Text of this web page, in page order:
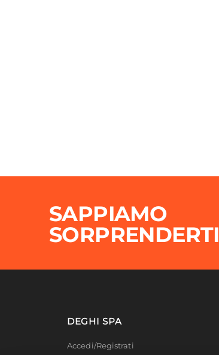
SAPPIAMO
SORPRENDERTI
DEGHI SPA
Accedi/Registrati